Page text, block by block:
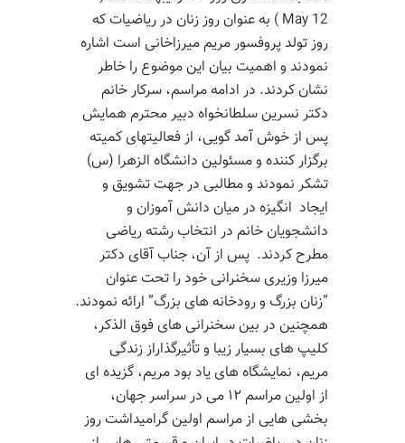
May 12 ) به عنوان روز زنان در ریاضیات که
روز تولد پروفسور مریممیرزاخانی است اشاره
نمودند و اهمیت بیان این موضوع را خاطر
نشان کردند. در ادامه مراسم، سرکار خانم
دکتر نسرین سلطانخواه دبیرمحترم همایش
پس از خوش آمد گویی، از فعالیتهای کمیته
برگزار کننده و مسئولین دانشگاه الزهرا (س)
تشکر نمودند ومطالبی در جهت تشویق و
ایجاد انگیزه در میان دانش آموزان و
دانشجویان خانم در انتخاب رشته ریاضی
مطرح کردند. پس ازآن، جناب آقای دکتر
میرزا وزیری سخنرانی خود را تحت عنوان
”زنان بزرگ و رودخانه های بزرگ” ارائه نمودند.
همچنین در بین سخنرانی های فوق الذکر،
کلیپ های بسیار زیبا و تأثیرگذاراز زندگی
مریم، نمایشگاه های یاد بود مریم، گزیده ای
از
اولین مراسم ۱۲ می در سراسر جهان،
بخشی هایی از مراسم اولین گرامیداشت روز